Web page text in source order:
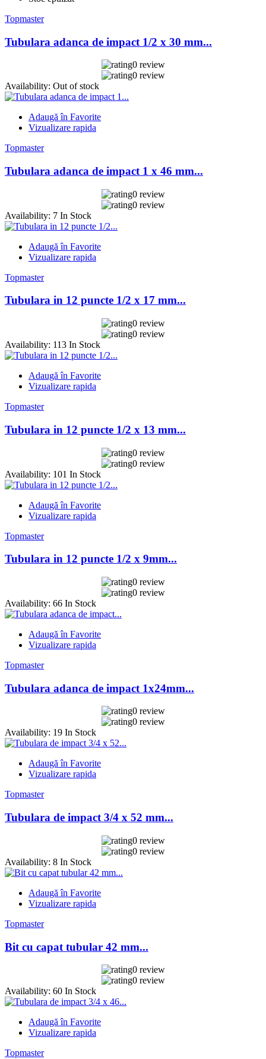
Topmaster
Tubulara adanca de impact 1/2 x 30 mm...
0 review
0 review
Availability: Out of stock
Adaugă în Favorite
Vizualizare rapida
Topmaster
Tubulara adanca de impact 1 x 46 mm...
0 review
0 review
Availability: 7 In Stock
Adaugă în Favorite
Vizualizare rapida
Topmaster
Tubulara in 12 puncte 1/2 x 17 mm...
0 review
0 review
Availability: 113 In Stock
Adaugă în Favorite
Vizualizare rapida
Topmaster
Tubulara in 12 puncte 1/2 x 13 mm...
0 review
0 review
Availability: 101 In Stock
Adaugă în Favorite
Vizualizare rapida
Topmaster
Tubulara in 12 puncte 1/2 x 9mm...
0 review
0 review
Availability: 66 In Stock
Adaugă în Favorite
Vizualizare rapida
Topmaster
Tubulara adanca de impact 1x24mm...
0 review
0 review
Availability: 19 In Stock
Adaugă în Favorite
Vizualizare rapida
Topmaster
Tubulara de impact 3/4 x 52 mm...
0 review
0 review
Availability: 8 In Stock
Adaugă în Favorite
Vizualizare rapida
Topmaster
Bit cu capat tubular 42 mm...
0 review
0 review
Availability: 60 In Stock
Adaugă în Favorite
Vizualizare rapida
Topmaster